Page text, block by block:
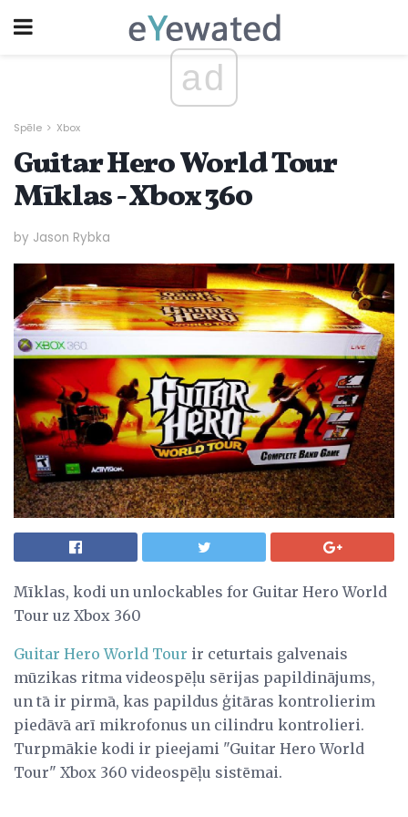
ad
Spēle Xbox
Guitar Hero World Tour
Mīklas - Xbox 360
by Jason Rybka
Mīklas, kodi un unlockables for Guitar Hero World
Tour uz Xbox 360
Guitar Hero World Tour ir ceturtais galvenais
mūzikas ritma videospēļu sērijas papildinājums,
un tā ir pirmā, kas papildus ģitāras kontrolierim
piedāvā arī mikrofonus un cilindru kontrolieri.
Turpmākie kodi ir pieejami "Guitar Hero World
Tour" Xbox 360 videospēļu sistēmai.